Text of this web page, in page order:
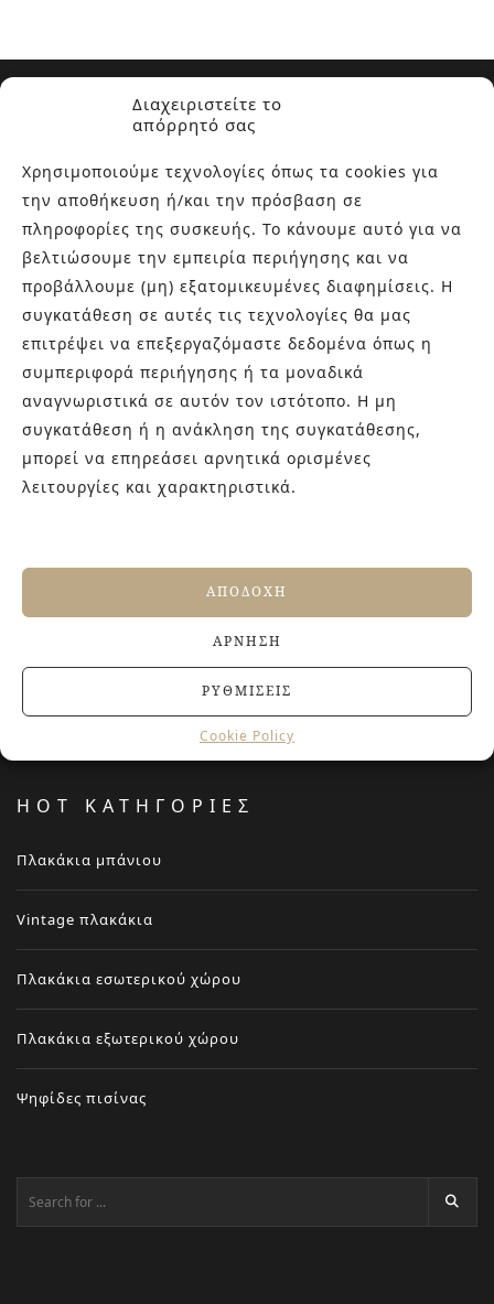
Διαχειριστείτε το
απόρρητό σας
Χρησιμοποιούμε τεχνολογίες όπως τα cookies για
την αποθήκευση ή/και την πρόσβαση σε
πληροφορίες της συσκευής. Το κάνουμε αυτό για να
βελτιώσουμε την εμπειρία περιήγησης και να
προβάλλουμε (μη) εξατομικευμένες διαφημίσεις. Η
συγκατάθεση σε αυτές τις τεχνολογίες θα μας
επιτρέψει να επεξεργαζόμαστε δεδομένα όπως η
συμπεριφορά περιήγησης ή τα μοναδικά
αναγνωριστικά σε αυτόν τον ιστότοπο. Η μη
συγκατάθεση ή η ανάκληση της συγκατάθεσης,
μπορεί να επηρεάσει αρνητικά ορισμένες
λειτουργίες και χαρακτηριστικά.
ΑΠΟΔΟΧΉ
ΆΡΝΗΣΗ
ΡΥΘΜΊΣΕΙΣ
Cookie Policy
ΣΧΕΤΙΚΑ ΜΕ ΕΜΑΣ
Στην εταιρεία Paraskevopoulos μετουσιώνονται 40 χρόνια
εμπειρίας στο χώρο του πλακιδίου και των ειδών υγιεινής,
καθώς και φρέσκες ιδέες με τον ενθουσιασμό της νέας
γενιάς! Επισκεφτείτε μας για ιδέες και προτάσεις στον
Άγιο Δημήτριο (Λιδωρικίου 11) ή καλέστε μας στο 210-
9934544.
ΤΕΛΕΥΤΑΙΑ ΑΡΘΡΑ
Jacuzzi στο Σπίτι: Τα οφέλη για την υγεία και την
20 ΙΟΥΝΊΟΥ, 2026
HOT ΚΑΤΗΓΟΡΙΕΣ
Πλακάκια μπάνιου
Vintage πλακάκια
Πλακάκια εσωτερικού χώρου
Πλακάκια εξωτερικού χώρου
Ψηφίδες πισίνας